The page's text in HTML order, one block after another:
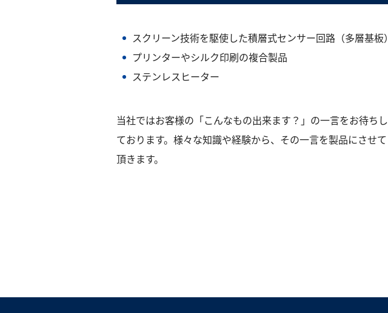
スクリーン技術を駆使した積層式センサー回路（多層基板）
プリンターやシルク印刷の複合製品
ステンレスヒーター
当社ではお客様の「こんなもの出来ます？」の一言をお待ちし
ております。様々な知識や経験から、その一言を製品にさせて
頂きます。